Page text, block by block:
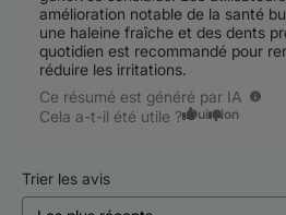
amélioration notable de la santé
une haleine fraîche et des dents
quotidien est recommandé pour
réduire les irritations.
Ce résumé est généré par IA
Cela a-t-il été utile ? Oui Non
Trier les avis